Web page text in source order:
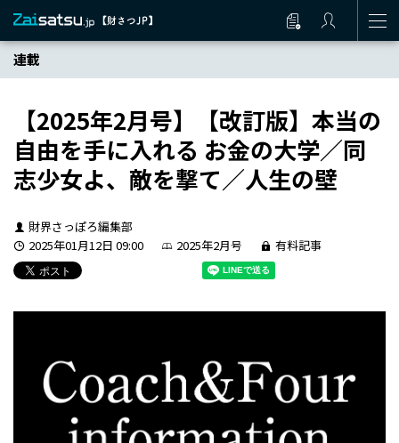
連載
【2025年2月号】【改訂版】本当の
自由を手に入れる お金の大学／同
志少女よ、敵を撃て／人生の壁
財界さっぽろ編集部
2025年01月12日 09:00
2025年2月号 有料記事